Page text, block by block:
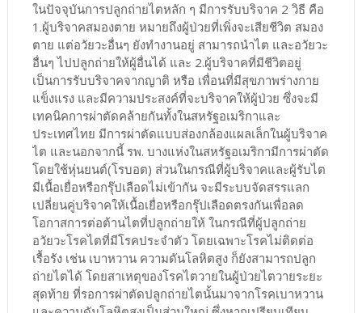
ในปัจจุบันการปลูกถ่ายไตหลัก ๆ มีการรับบริจาค 2 วิธี คือ
1.ผู้บริจาคสมองตาย หมายถึงผู้ป่วยที่เพิ่งจะเสียชีวิต สมอง
ตาย แต่อวัยวะอื่นๆ ยังทำงานอยู่ สามารถนำไต และอวัยวะ
อื่นๆ ไปปลูกถ่ายให้ผู้อื่นได้ และ 2.ผู้บริจาคที่มีชีวิตอยู่
เป็นการรับบริจาคจากญาติ หรือ เพื่อนที่มีสุขภาพร่างกาย
แข็งแรง และมีความประสงค์ที่จะบริจาคให้ผู้ป่วย ซึ่งจะมี
เทคนิคการผ่าตัดคล้ายกันทั้งในสหรัฐอเมริกาและ
ประเทศไทย มีการผ่าตัดแบบส่องกล้องแผลเล็กในผู้บริจาค
ไต และนอกจากนี้ รพ. บางแห่งในสหรัฐอเมริกามีการผ่าตัด
โดยใช้หุ่นยนต์(โรบอต) ส่วนในกรณีที่ผู้บริจาคและผู้รับไต
มีเนื้อเยื่อหรือกรุ๊ปเลือดไม่เข้ากัน จะมีระบบจัดสรรแลก
เปลี่ยนคู่บริจาคให้เนื้อเยื่อหรือกรุ๊ปเลือดตรงกันเพื่อลด
โอกาสการต่อต้านไตที่ปลูกถ่ายให้ ในกรณีที่ผู้ปลูกถ่าย
อวัยวะโรคไตที่มีโรคประจำตัว โดยเฉพาะโรคไม่ติดต่อ
เรื้อรัง เช่น เบาหวาน ความดันโลหิตสูง ก็ยังสามารถปลูก
ถ่ายไตได้ โดยสาเหตุของโรคไตวายในผู้ป่วยไตวายระยะ
สุดท้าย ที่รอการผ่าตัดปลูกถ่ายไตนั้นมาจากโรคเบาหวาน